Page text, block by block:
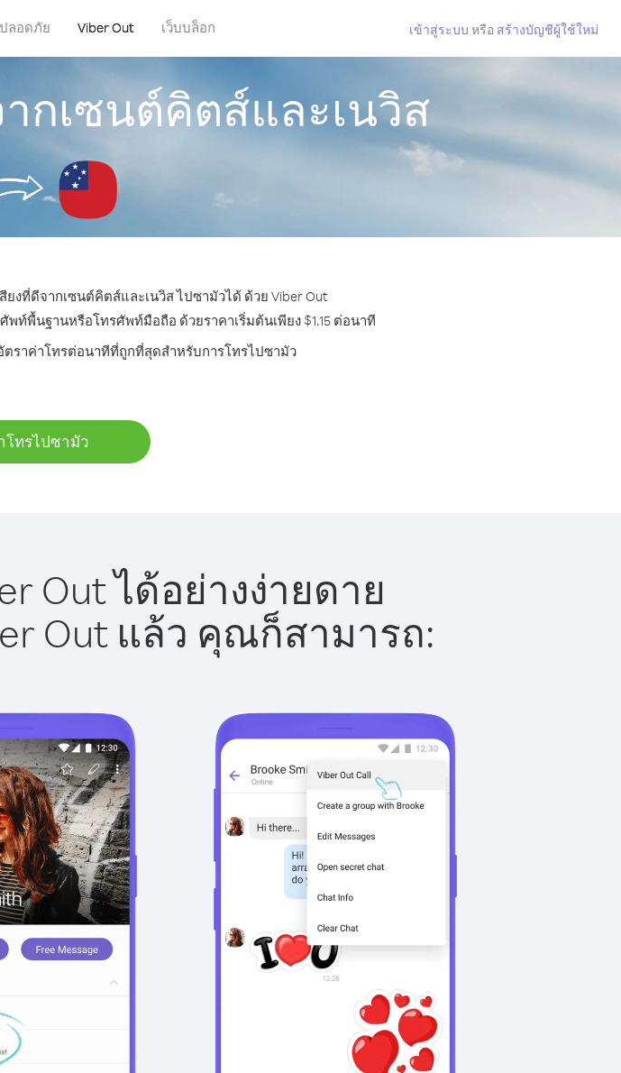
ลอดภัย Viber Out เว็บบล็อก เข้าสู่ระบบ หรือ สร้างบัญชีผู้ใช้ใหม่
กเซนต์คิตส์และเนวิส
ที่ดีจากเซนต์คิตส์และเนวิส ไปซามัวได้ ด้วย Viber Out
ท์พื้นฐานหรือโทรศัพท์มือถือ ด้วยราคาเริ่มต้นเพียง $1.15 ต่อนาที
ราค่าโทรต่อนาทีที่ถูกที่สุดสำหรับการโทรไปซามัว
โทรไปซามัว
Out ได้อย่างง่ายดาย
Out แล้ว คุณก็สามารถ: